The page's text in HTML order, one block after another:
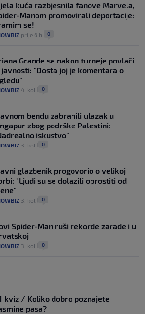
kuća razbjesnila fanove Marvela,
Manom promovirali deportacije:
se!
prije 6 h 0
Grande se nakon turneje povlači
javnosti: "Dosta joj je komentara o
4. kol. 0
bendu zabranili ulazak u
zbog podrške Palestini:
iskustvo"
3. kol. 0
glazbenik progovorio o velikoj
"Ljudi su se dolazili oprostiti od
3. kol. 0
Spider-Man ruši rekorde zarade i u
3. kol. 0
kviz / Koliko dobro poznajete
pasa?